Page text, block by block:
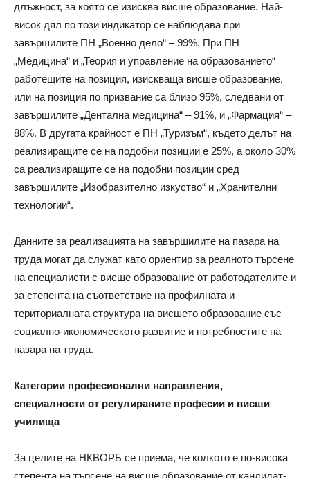
длъжност, за която се изисква висше образование. Най-
висок дял по този индикатор се наблюдава при
завършилите ПН „Военно дело“ – 99%. При ПН
„Медицина“ и „Теория и управление на образованието“
работещите на позиция, изискваща висше образование,
или на позиция по призвание са близо 95%, следвани от
завършилите „Дентална медицина“ – 91%, и „Фармация“ –
88%. В другата крайност е ПН „Туризъм“, където делът на
реализиращите се на подобни позиции е 25%, а около 30%
са реализиращите се на подобни позиции сред
завършилите „Изобразително изкуство“ и „Хранителни
технологии“.
Данните за реализацията на завършилите на пазара на
труда могат да служат като ориентир за реалното търсене
на специалисти с висше образование от работодателите и
за степента на съответствие на профилната и
териториалната структура на висшето образование със
социално-икономическото развитие и потребностите на
пазара на труда.
Категории професионални направления,
специалности от регулираните професии и висши
училища
За целите на НКВОРБ се приема, че колкото е по-висока
степента на търсене на висше образование от кандидат-